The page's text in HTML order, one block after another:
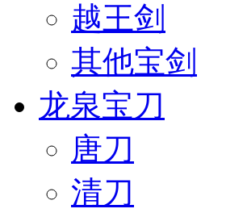
越王剑
其他宝剑
龙泉宝刀
唐刀
清刀